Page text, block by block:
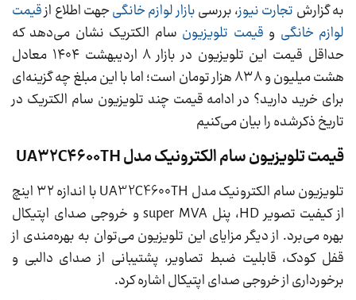
به گزارش تجارت نیوز، بررسیبازار لوازم خانگیجهت اطلاع ازقیمت
لوازم خانگی و قیمت تلویزیون سام الکتریک نشان می‌دهد که
حداقل قیمت این تلویزیون در بازار ۸ اردیبهشت ۱۴۰۴ معادل
هشت میلیون و ۸۳۸ هزار تومان است؛ اما با این مبلغ چه گزینه‌ای
برای خرید دارید؟ در ادامه قیمت چند تلویزیون سام الکتریک در
تاریخ ذکرشده را بیان می‌کنیم
قیمت تلویزیون سام الکترونیک مدل UA32C4600TH
تلویزیون سام الکترونیک مدل UA32C4600TH با اندازه ۳۲ اینچ
از کیفیت تصویر HD، پنل super MVA و خروجی صدای اپتیکال
بهره می‌برد. از دیگر مزایای این تلویزیون می‌توان به بهره‌مندی از
قفل کودک، قابلیت ضبط تصاویر، پشتیبانی از صدای دالبی و
برخورداری از خروجی صدای اپتیکال اشاره کرد.